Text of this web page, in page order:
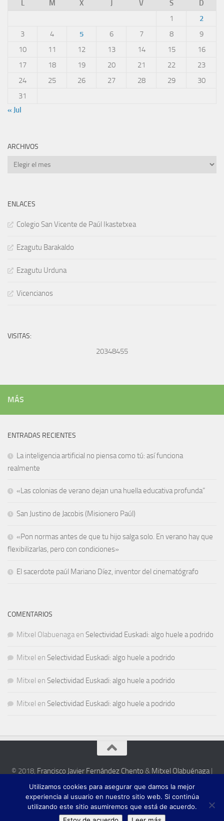
L
M X J V S
D
1
2
3
4 5 6 7 8
9
10
11 12 13 14 15
16
17
18 19 20 21 22
23
24
25 26 27 28 29
30
31
« Jul
ARCHIVOS
Archivos
ENLACES
Colegio San Vicente de Paúl Ikastetxea
Ezagutu Barakaldo
Ezagutu Urduna
Vicencianos
VISITAS:
20348455
MÁS
ENTRADAS RECIENTES
La inteligencia artificial no piensa como tú: así funciona
realmente
«Las colonias de verano dejan una huella educativa profunda”
San Justino de Jacobis (Misionero Paúl)
«Pon normas antes de que tu hijo salga solo. En verano hay que
flexibilizarlas, pero con condiciones»
El sacerdote paúl Mariano Díez, inventor del cinematógrafo
COMENTARIOS
Mitxel Olabuenaga en Selectividad Euskadi: algo huele a podrido
Mitxel en Selectividad Euskadi: algo huele a podrido
Mitxel en Selectividad Euskadi: algo huele a podrido
Mitxel en Selectividad Euskadi: algo huele a podrido
© 2018, Francisco Javier Fernández Chento & Mitxel Olabuénaga|
Esta web es una iniciativa privada de sus autores y no está relacionada con
institución pública o privada alguna.
Utilizamos cookies para asegurar que damos la mejor
experiencia al usuario en nuestro sitio web. Si continúa
utilizando este sitio asumiremos que está de acuerdo.